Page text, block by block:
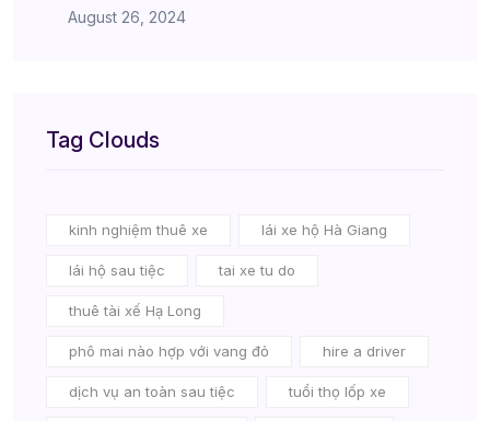
August 26, 2024
Tag Clouds
kinh nghiệm thuê xe lái xe hộ Hà Giang
lái hộ sau tiệc tai xe tu do
thuê tài xế Hạ Long
phô mai nào hợp với vang đỏ hire a driver
dịch vụ an toàn sau tiệc tuổi thọ lốp xe